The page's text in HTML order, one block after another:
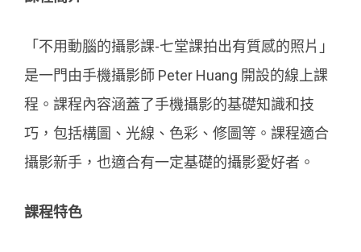
「不用動腦的攝影課-七堂課拍出有質感的照片」
是一門由手機攝影師 Peter Huang 開設的線上課
程。課程內容涵蓋了手機攝影的基礎知識和技
巧，包括構圖、光線、色彩、修圖等。課程適合
攝影新手，也適合有一定基礎的攝影愛好者。
課程特色